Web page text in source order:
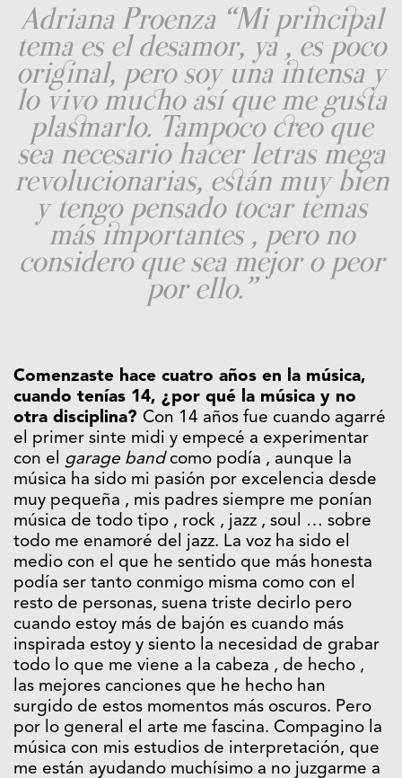
Adriana Proenza “Mi principal
tema es el desamor, ya , es poco
original, pero soy una intensa y
lo vivo mucho así que me gusta
plasmarlo. Tampoco creo que
sea necesario hacer letras mega
revolucionarias, están muy bien
y tengo pensado tocar temas
más importantes , pero no
considero que sea mejor o peor
por ello.”
Comenzaste hace cuatro años en la música,
cuando tenías 14, ¿por qué la música y no
otra disciplina? Con 14 años fue cuando agarré
el primer sinte midi y empecé a experimentar
con el garage bandcomo podía , aunque la
música ha sido mi pasión por excelencia desde
muy pequeña , mis padres siempre me ponían
música de todo tipo , rock , jazz , soul … sobre
todo me enamoré del jazz. La voz ha sido el
medio con el que he sentido que más honesta
podía ser tanto conmigo misma como con el
resto de personas, suena triste decirlo pero
cuando estoy más de bajón es cuando más
inspirada estoy y siento la necesidad de grabar
todo lo que me viene a la cabeza , de hecho ,
las mejores canciones que he hecho han
surgido de estos momentos más oscuros. Pero
por lo general el arte me fascina. Compagino la
música con mis estudios de interpretación, que
me están ayudando muchísimo a no juzgarme a